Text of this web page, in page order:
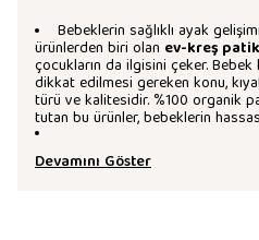
Bebeklerin sağlıklı ayak
ürünlerden biri olan ev-kreş
çocukların da ilgisini çeker. Bebek
dikkat edilmesi gereken konu,
türü ve kalitesidir. %100 organik
tutan bu ürünler, bebeklerin
Devamını Göster